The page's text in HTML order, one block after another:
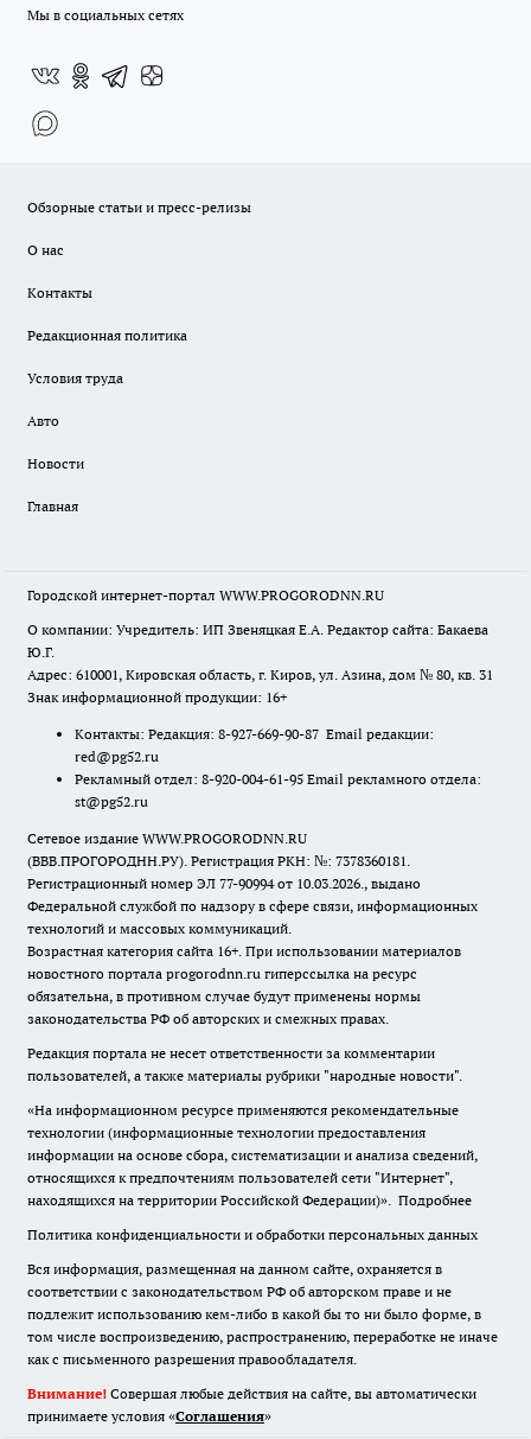
Мы в социальных сетях
Обзорные статьи и пресс-релизы
О нас
Контакты
Редакционная политика
Условия труда
Авто
Новости
Главная
Городской интернет-портал WWW.PROGORODNN.RU
О компании: Учредитель: ИП Звеняцкая Е.А. Редактор сайта: Бакаева
Ю.Г.
Адрес: 610001, Кировская область, г. Киров, ул. Азина, дом № 80, кв. 31
Знак информационной продукции: 16+
Контакты: Редакция: 8-927-669-90-87 Email редакции:
red@pg52.ru
Рекламный отдел: 8-920-004-61-95 Email рекламного отдела:
st@pg52.ru
Сетевое издание WWW.PROGORODNN.RU
(ВВВ.ПРОГОРОДНН.РУ). Регистрация РКН: №: 7378360181.
Регистрационный номер ЭЛ 77-90994 от 10.03.2026., выдано
Федеральной службой по надзору в сфере связи, информационных
технологий и массовых коммуникаций.
Возрастная категория сайта 16+. При использовании материалов
новостного портала progorodnn.ru гиперссылка на ресурс
обязательна, в противном случае будут применены нормы
законодательства РФ об авторских и смежных правах.
Редакция портала не несет ответственности за комментарии
пользователей, а также материалы рубрики "народные новости".
«На информационном ресурсе применяются рекомендательные
технологии (информационные технологии предоставления
информации на основе сбора, систематизации и анализа сведений,
относящихся к предпочтениям пользователей сети "Интернет",
находящихся на территории Российской Федерации)». Подробнее
Политика конфиденциальности и обработки персональных данных
Вся информация, размещенная на данном сайте, охраняется в
соответствии с законодательством РФ об авторском праве и не
подлежит использованию кем-либо в какой бы то ни было форме, в
том числе воспроизведению, распространению, переработке не иначе
как с письменного разрешения правообладателя.
Внимание! Совершая любые действия на сайте, вы автоматически
принимаете условия «Cоглашения»